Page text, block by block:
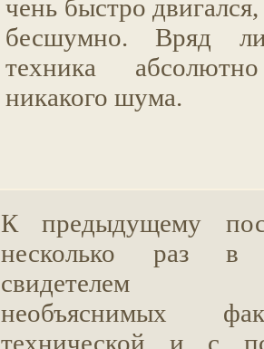
чень быстро
бесшумно. Вряд
техника
никакого шума.
К предыдущему
несколько раз
свидетелем
необъяснимых
технической и с